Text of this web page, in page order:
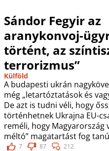
Sándor Fegyir az
aranykonvoj-
történt, az
terrorizmus”
Külföld
A budapesti ukrán
még „letartóztatások és
De azt is tudni véli, hogy
történhetnek Ukrajna EU-
reméli, hogy Magyarország
méltó” magatartást fog
7 87 212